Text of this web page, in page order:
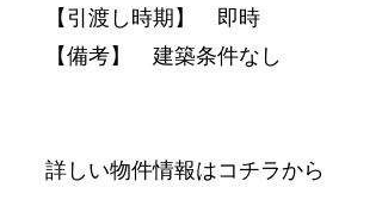
【引渡し時期】　即時
【備考】　建築条件なし
詳しい物件情報はコチラから